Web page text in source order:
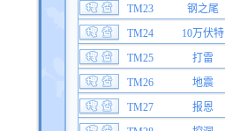
TM23
钢之尾
TM24
10万伏特
TM25
打雷
TM26
地震
TM27
报恩